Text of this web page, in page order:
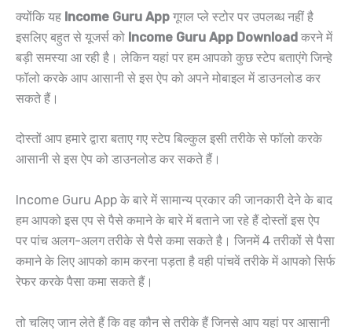
क्योंकि यह Income Guru App गूगल प्ले स्टोर पर उपलब्ध नहीं है
इसलिए बहुत से यूजर्स को Income Guru App Download करने में
बड़ी समस्या आ रही है। लेकिन यहां पर हम आपको कुछ स्टेप बताएंगे जिन्हे
फॉलो करके आप आसानी से इस ऐप को अपने मोबाइल में डाउनलोड कर
सकते हैं।
दोस्तों आप हमारे द्वारा बताए गए स्टेप बिल्कुल इसी तरीके से फॉलो करके
आसानी से इस ऐप को डाउनलोड कर सकते हैं।
Income Guru App के बारे में सामान्य प्रकार की जानकारी देने के बाद
हम आपको इस एप से पैसे कमाने के बारे में बताने जा रहे हैं दोस्तों इस ऐप
पर पांच अलग-अलग तरीके से पैसे कमा सकते है। जिनमें 4 तरीकों से पैसा
कमाने के लिए आपको काम करना पड़ता है वही पांचवें तरीके में आपको सिर्फ
रेफर करके पैसा कमा सकते हैं।
तो चलिए जान लेते हैं कि वह कौन से तरीके हैं जिनसे आप यहां पर आसानी